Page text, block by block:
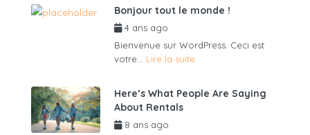
Bonjour tout le monde !
4 ans ago
Bienvenue sur WordPress. Ceci est
votre... Lire la suite
Here’s What People Are Saying
About Rentals
8 ans ago